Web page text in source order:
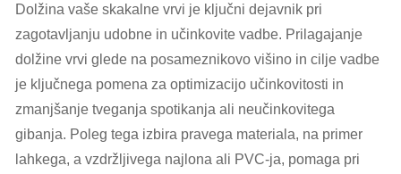
Dolžina vaše skakalne vrvi je ključni dejavnik pri
zagotavljanju udobne in učinkovite vadbe. Prilagajanje
dolžine vrvi glede na posameznikovo višino in cilje vadbe
je ključnega pomena za optimizacijo učinkovitosti in
zmanjšanje tveganja spotikanja ali neučinkovitega
gibanja. Poleg tega izbira pravega materiala, na primer
lahkega, a vzdržljivega najlona ali PVC-ja, pomaga pri